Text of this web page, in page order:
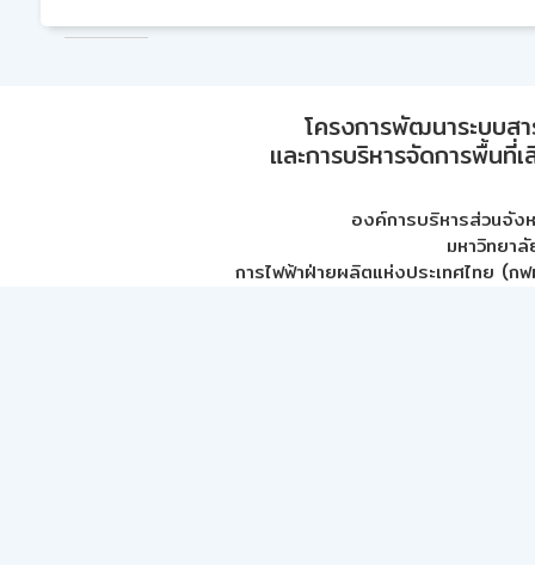
โครงการพัฒนาระบบส
และการบริหารจัดการพื้นที่
องค์การบริหารส่วนจัง
มหาวิทยา
การไฟฟ้าฝ่ายผลิตแห่งประเทศไทย (กฟ